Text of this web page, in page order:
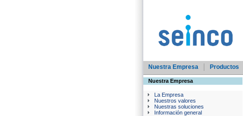
Nuestra Empresa Productos
Nuestra Empresa
La Empresa
Nuestros valores
Nuestras soluciones
Información general